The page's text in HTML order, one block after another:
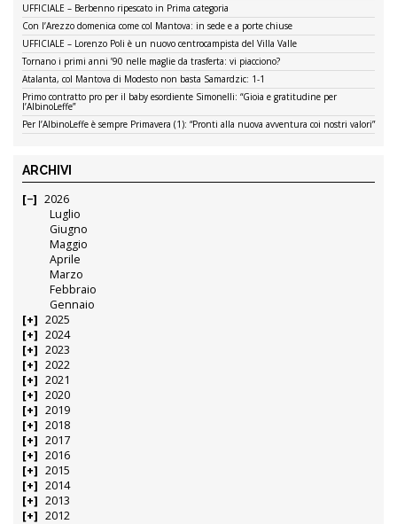
UFFICIALE – Berbenno ripescato in Prima categoria
Con l’Arezzo domenica come col Mantova: in sede e a porte chiuse
UFFICIALE – Lorenzo Poli è un nuovo centrocampista del Villa Valle
Tornano i primi anni ’90 nelle maglie da trasferta: vi piacciono?
Atalanta, col Mantova di Modesto non basta Samardzic: 1-1
Primo contratto pro per il baby esordiente Simonelli: “Gioia e gratitudine per
l’AlbinoLeffe”
Per l’AlbinoLeffe è sempre Primavera (1): “Pronti alla nuova avventura coi nostri valori”
ARCHIVI
2026
Luglio
Giugno
Maggio
Aprile
Marzo
Febbraio
Gennaio
2025
2024
2023
2022
2021
2020
2019
2018
2017
2016
2015
2014
2013
2012